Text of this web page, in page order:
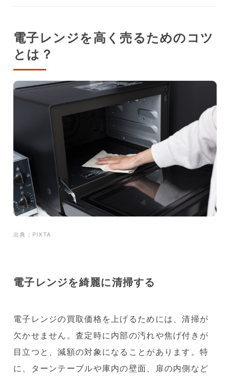
電子レンジを高く売るためのコツ
とは？
出典；PIXTA
電子レンジを綺麗に清掃する
電子レンジの買取価格を上げるためには、清掃が
欠かせません。査定時に内部の汚れや焦げ付きが
目立つと、減額の対象になることがあります。特
に、ターンテーブルや庫内の壁面、扉の内側など